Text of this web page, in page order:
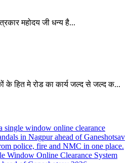
महोदय जी धन्य है...
के हित मे रोड का कार्य जल्द से जल्द क...
Window Online Clearance System